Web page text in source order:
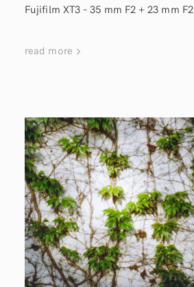
Fujifilm XT3 – 35 mm F2 + 23 mm F2
read more